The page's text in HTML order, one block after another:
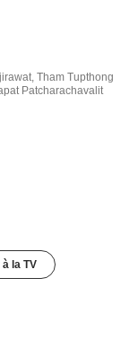
,Tham Tupthong
Patcharachavalit
la TV